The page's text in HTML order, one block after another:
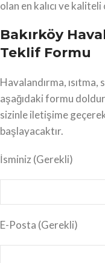
olan en kalıcı ve
Bakırköy
Teklif Formu
Havalandırma,
aşağıdaki formu
sizinle iletişime
başlayacaktır.
İsminiz (Gerekli)
E-Posta (Gerekli)